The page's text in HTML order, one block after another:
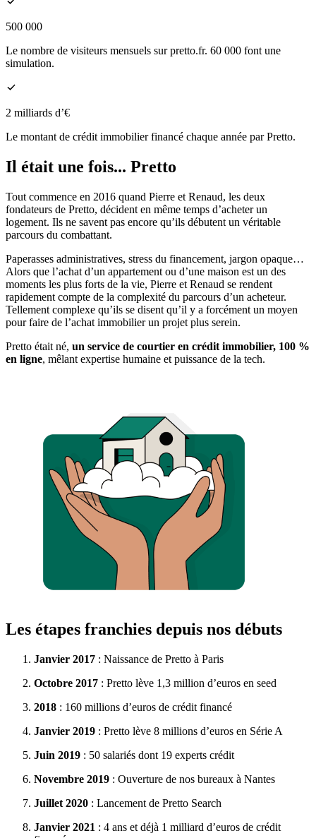
500 000
Le nombre de visiteurs mensuels sur pretto.fr. 60 000 font une
simulation.
2 milliards d’€
Le montant de crédit immobilier financé chaque année par Pretto.
Il était une fois... Pretto
Tout commence en 2016 quand Pierre et Renaud, les deux
fondateurs de Pretto, décident en même temps d’acheter un
logement. Ils ne savent pas encore qu’ils débutent un véritable
parcours du combattant.
Paperasses administratives, stress du financement, jargon opaque…
Alors que l’achat d’un appartement ou d’une maison est un des
moments les plus forts de la vie, Pierre et Renaud se rendent
rapidement compte de la complexité du parcours d’un acheteur.
Tellement complexe qu’ils se disent qu’il y a forcément un moyen
pour faire de l’achat immobilier un projet plus serein.
Pretto était né, un service de courtier en crédit immobilier, 100 %
en ligne, mêlant expertise humaine et puissance de la tech.
Les étapes franchies depuis nos débuts
Janvier 2017 : Naissance de Pretto à Paris
Octobre 2017 : Pretto lève 1,3 million d’euros en seed
2018 : 160 millions d’euros de crédit financé
Janvier 2019 : Pretto lève 8 millions d’euros en Série A
Juin 2019 : 50 salariés dont 19 experts crédit
Novembre 2019 : Ouverture de nos bureaux à Nantes
Juillet 2020 : Lancement de Pretto Search
Janvier 2021 : 4 ans et déjà 1 milliard d’euros de crédit